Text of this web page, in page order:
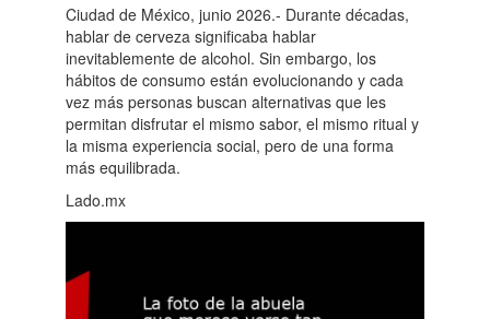
Ciudad de México, junio 2026.- Durante décadas,
hablar de cerveza significaba hablar
inevitablemente de alcohol. Sin embargo, los
hábitos de consumo están evolucionando y cada
vez más personas buscan alternativas que les
permitan disfrutar el mismo sabor, el mismo ritual y
la misma experiencia social, pero de una forma
más equilibrada.
Lado.mx